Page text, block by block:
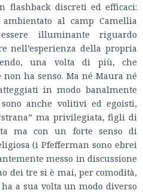
flashback discreti ed efficaci:
ambientato al camp Camellia
illuminante riguardo
nell’esperienza della propria
una volta di più, che
ha senso. Ma né Maura né
in modo banalmente
sono anche volitivi ed egoisti,
ma privilegiata, figli di
ma con un forte senso di
(i Pfefferman sono ebrei
messo in discussione
dei tre si è mai, per comodità,
a sua volta un modo diverso